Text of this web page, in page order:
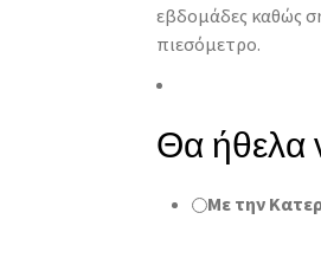
εβδομάδες καθώς
πιεσόμετρο.
Θα ήθελα
Με την